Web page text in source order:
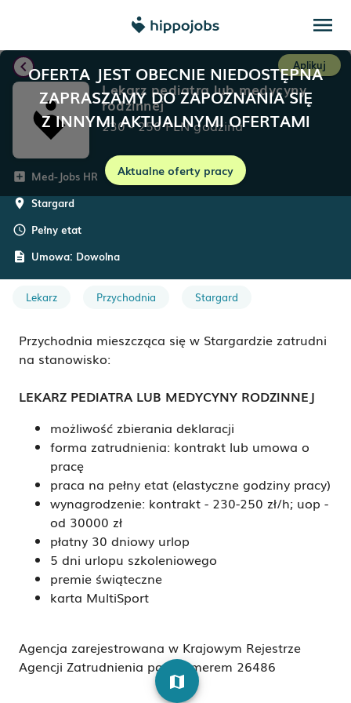
menu
OFERTA JEST OBECNIE NIEDOSTĘPNA
ZAPRASZAMY DO ZAPOZNANIA SIĘ
Z INNYMI AKTUALNYMI OFERTAMI
Aktualne oferty pracy
chevron_left Aplikuj
Lekarz pediatra lub medycyny
rodzinnej
230-250PLNgodzina
add_box Med-Jobs HR
room Stargard
schedule Pełny etat
description Umowa: Dowolna
Lekarz Przychodnia Stargard
Przychodnia mieszcząca się w Stargardzie zatrudni
na stanowisko:
LEKARZ PEDIATRA LUB MEDYCYNY RODZINNEJ
możliwość zbierania deklaracji
forma zatrudnienia: kontrakt lub umowa o
pracę
praca na pełny etat (elastyczne godziny pracy)
wynagrodzenie: kontrakt - 230-250 zł/h; uop -
od 30000 zł
płatny 30 dniowy urlop
5 dni urlopu szkoleniowego
premie świąteczne
karta MultiSport
Agencja zarejestrowana w Krajowym Rejestrze
Agencji Zatrudnienia pod numerem 26486
map